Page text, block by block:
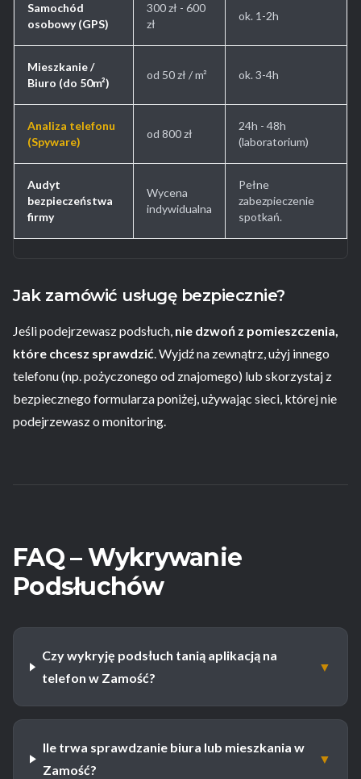
Samochód
osobowy (GPS)
300 zł - 600
zł
ok. 1-2h
Mieszkanie /
Biuro (do 50m²)
od 50 zł / m² ok. 3-4h
Analiza telefonu
(Spyware)
od 800 zł
24h - 48h
(laboratorium)
Audyt
bezpieczeństwa
firmy
Wycena
indywidualna
Pełne
zabezpieczenie
spotkań.
Jak zamówić usługę bezpiecznie?
Jeśli podejrzewasz podsłuch, nie dzwoń z pomieszczenia,
które chcesz sprawdzić. Wyjdź na zewnątrz, użyj innego
telefonu (np. pożyczonego od znajomego) lub skorzystaj z
bezpiecznego formularza poniżej, używając sieci, której nie
podejrzewasz o monitoring.
FAQ – Wykrywanie
Podsłuchów
Czy wykryję podsłuch tanią aplikacją na
telefon w Zamość?
▼
Ile trwa sprawdzanie biura lub mieszkania w
Zamość?
▼